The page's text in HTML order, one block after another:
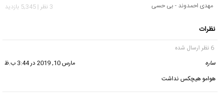
مهدی احمدوند - بی حسی
3 نظر | 5,345 بازدید
نظرات
6 نظر ارسال شده
ساره
مارس 10, 2019 در 3:44 ب.ظ
هوامو هیچکس نداشت